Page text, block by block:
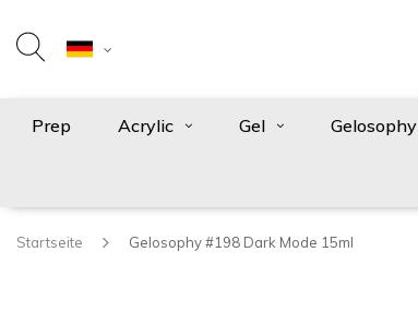
Prep Acrylic Gel Gelosophy
Startseite Gelosophy #198 Dark Mode 15ml